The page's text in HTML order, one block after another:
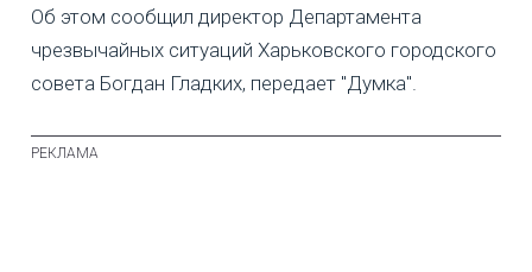
Об этом сообщил директор Департамента
чрезвычайных ситуаций Харьковского городского
совета Богдан Гладких, передает "Думка".